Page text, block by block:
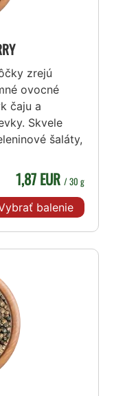
zrejú
ovocné
čaju a
Skvele
šaláty,
1,87 EUR / 30 g
balenie